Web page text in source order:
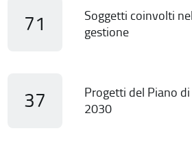
71
Soggetti coinvolti
gestione
37
Progetti del Piano
2030